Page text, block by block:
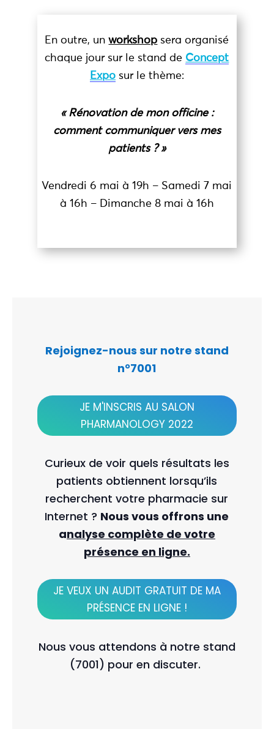
En outre, unworkshop sera organisé
chaque jour sur le stand de Concept
Exposur le thème:
« Rénovation de mon officine :
comment communiquer vers mes
patients ? »
Vendredi 6 mai à 19h – Samedi 7 mai
à 16h – Dimanche 8 mai à 16h
Rejoignez-nous sur notre stand
n°7001
JE M'INSCRIS AU SALON
PHARMANOLOGY 2022
Curieux de voir quels résultats les
patients obtiennent lorsqu’ils
recherchent votre pharmacie sur
Internet ? Nous vous offrons une
analyse complète de votre
présence en ligne.
JE VEUX UN AUDIT GRATUIT DE MA
PRÉSENCE EN LIGNE !
Nous vous attendons à notre stand
(7001) pour en discuter.